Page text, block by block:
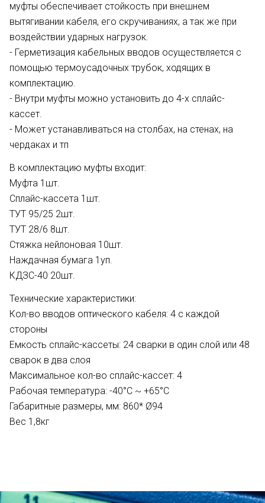
муфты обеспечивает стойкость при внешнем
вытягивании кабеля, его скручиваниях, а так же при
воздействии ударных нагрузок.
- Герметизация кабельных вводов осуществляется с
помощью термоусадочных трубок, ходящих в
комплектацию.
- Внутри муфты можно установить до 4-х сплайс-
кассет.
- Может устанавливаться на столбах, на стенах, на
чердаках и тп
В комплектацию муфты входит:
Муфта 1шт.
Сплайс-кассета 1шт.
ТУТ 95/25 2шт.
ТУТ 28/6 8шт.
Стяжка нейлоновая 10шт.
Наждачная бумага 1уп.
КДЗС-40 20шт.
Технические характеристики:
Кол-во вводов оптического кабеля: 4 с каждой
стороны
Емкость сплайс-кассеты: 24 сварки в один слой или 48
сварок в два слоя
Максимальное кол-во сплайс-кассет: 4
Рабочая температура: -40°C ~ +65°C
Габаритные размеры, мм: 860* Ø94
Вес 1,8кг